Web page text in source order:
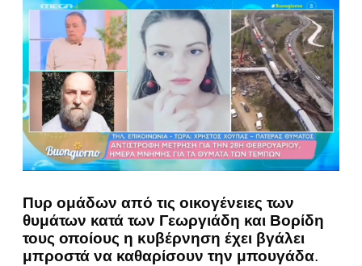
Πυρ ομάδων από τις οικογένειες των
θυμάτων κατά των Γεωργιάδη και Βορίδη
τους οποίους η κυβέρνηση έχει βγάλει
μπροστά να καθαρίσουν την μπουγάδα.